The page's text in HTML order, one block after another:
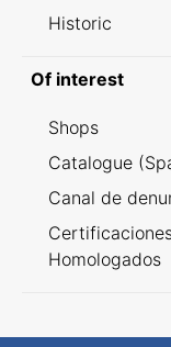
Historic
Of interest
Shops
Catalogue
Canal de
Homologados